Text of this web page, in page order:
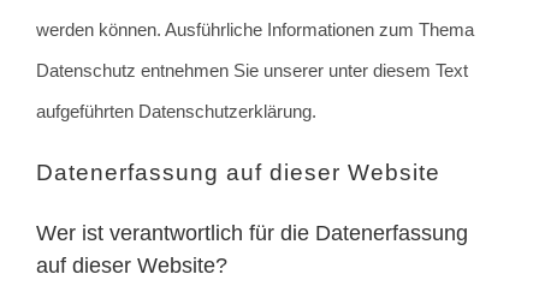
werden können. Ausführliche Informationen zum Thema
Datenschutz entnehmen Sie unserer unter diesem Text
aufgeführten Datenschutzerklärung.
Datenerfassung auf dieser Website
Wer ist verantwortlich für die Datenerfassung
auf dieser Website?